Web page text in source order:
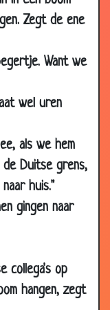
Zegt de ene
Want we
wel uren
als we hem
Duitse grens,
huis."
gingen naar
collega's op
hangen, zegt
3.03
2.35
3.17
2.88